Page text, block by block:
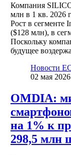
Компания
млн в 1 кв. 2026
Рост в сегменте
($128 млн), в
Поскольку
будущее
Новости
02 мая 2026
OMDIA:
на 1% к
298,5 млн